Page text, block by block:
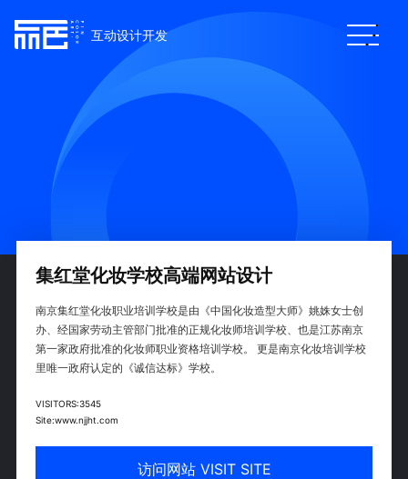
互动设计开发
集红堂化妆学校高端网站设计
南京集红堂化妆职业培训学校是由《中国化妆造型大师》姚姝女士创
办、经国家劳动主管部门批准的正规化妆师培训学校、也是江苏南京
第一家政府批准的化妆师职业资格培训学校。 更是南京化妆培训学校
里唯一政府认定的《诚信达标》学校。
VISITORS:3545
Site:www.njjht.com
访问网站 VISIT SITE